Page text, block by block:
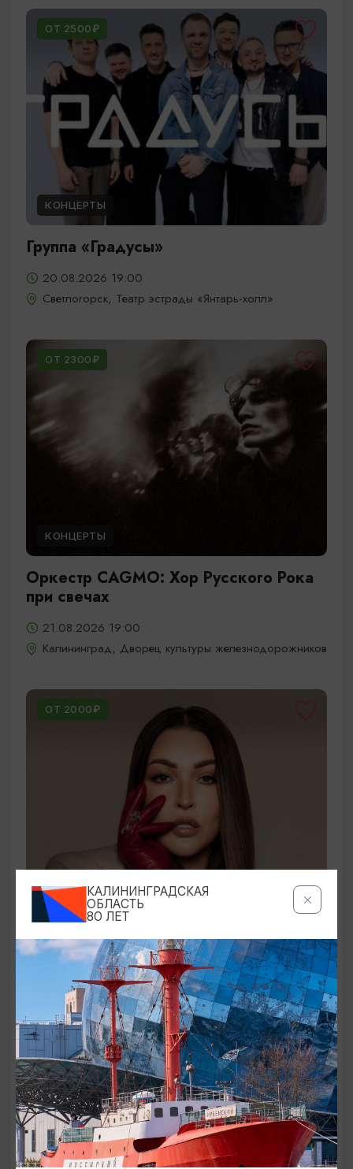
ОТ 2500₽
КОНЦЕРТЫ
Группа «Градусы»
20.08.2026 19:00
Светлогорск, Театр эстрады «Янтарь-холл»
ОТ 2300₽
КОНЦЕРТЫ
Оркестр CAGMO: Хор Русского Рока
при свечах
21.08.2026 19:00
Калининград, Дворец культуры железнодорожников
ОТ 2000₽
КОНЦЕРТЫ
Ирина Дубцова
21.08.2026 19:00
Светлогорск, Театр эстрады «Янтарь-холл»
ОТ 60₽
КАЛИНИНГРАДСКАЯ
ОБЛАСТЬ
80 ЛЕТ